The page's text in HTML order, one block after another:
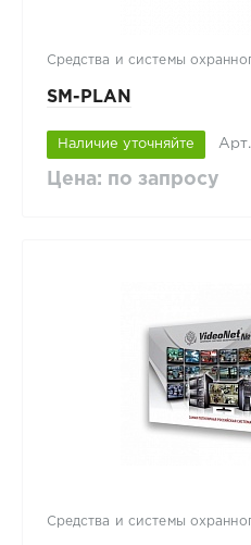
Средства и системы
SM-PLAN
Наличие уточняйте
Цена: по запросу
Средства и системы